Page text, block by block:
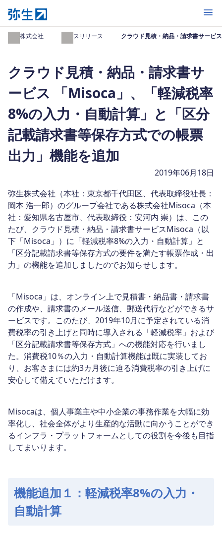
開く
弥生株式会社 プレスリリース クラウド見積・納品・請求書サービ
クラウド見積・納品・請求書サ
ービス 「Misoca」、「軽減税率
8%の入力・自動計算」と「区分
記載請求書等保存方式での帳票
出力」機能を追加
2019年06月18日
弥生株式会社（本社：東京都千代田区、代表取締役社長：
岡本 浩一郎）のグループ会社である株式会社Misoca（本
社：愛知県名古屋市、代表取締役：安河内 崇）は、この
たび、クラウド見積・納品・請求書サービスMisoca（以
下「Misoca」）に「軽減税率8%の入力・自動計算」と
「区分記載請求書等保存方式の要件を満たす帳票作成・出
力」の機能を追加しましたのでお知らせします。
「Misoca」は、オンライン上で見積書・納品書・請求書
の作成や、請求書のメール送信、郵送代行などができるサ
ービスです。このたび、2019年10月に予定されている消
費税率の引き上げと同時に導入される「軽減税率」および
「区分記載請求書等保存方式」への機能対応を行いまし
た。消費税10％の入力・自動計算機能は既に実装してお
り、お客さまには約3カ月後に迫る消費税率の引き上げに
安心して備えていただけます。
Misocaは、個人事業主や中小企業の事務作業を大幅に効
率化し、社会全体がより生産的な活動に向かうことができ
るインフラ・プラットフォームとしての役割を今後も目指
してまいります。
機能追加１：軽減税率8%の入力・
自動計算